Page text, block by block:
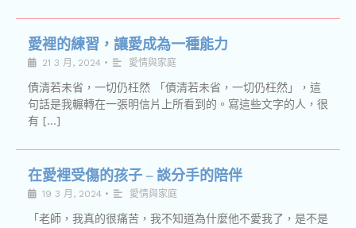
愛裡的練習，讓愛成為一種能力
21 3 月, 2024 • 愛情與家庭
債清若未省，一切仍枉然 「債清若未省，一切仍枉然」，這
句話是我輾轉在一張明信片上所看到的。寫這些文字的人，很
有 […]
在愛裡受傷的孩子 – 談分手的陪伴
19 3 月, 2024 • 愛情與家庭
「老師，我真的很痛苦，我不知道為什麼他不愛我了，是不是